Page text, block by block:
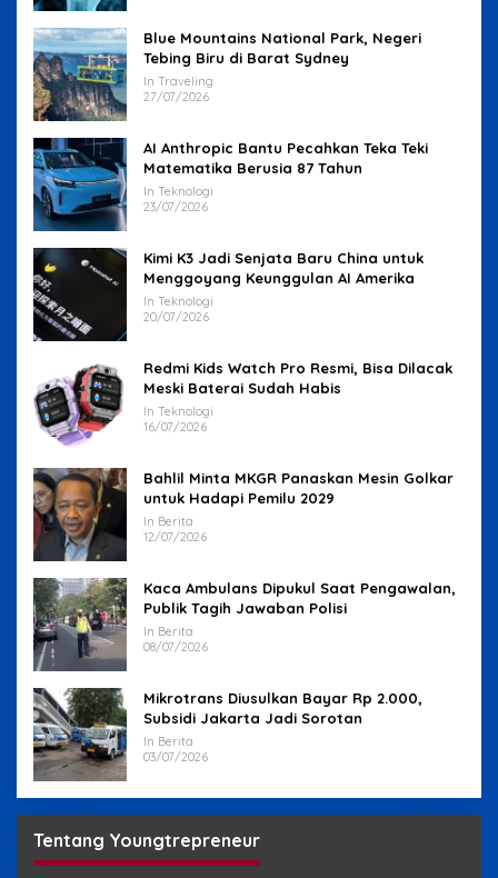
Blue Mountains National Park, Negeri
Tebing Biru di Barat Sydney
In Traveling
27/07/2026
AI Anthropic Bantu Pecahkan Teka Teki
Matematika Berusia 87 Tahun
In Teknologi
23/07/2026
Kimi K3 Jadi Senjata Baru China untuk
Menggoyang Keunggulan AI Amerika
In Teknologi
20/07/2026
Redmi Kids Watch Pro Resmi, Bisa Dilacak
Meski Baterai Sudah Habis
In Teknologi
16/07/2026
Bahlil Minta MKGR Panaskan Mesin Golkar
untuk Hadapi Pemilu 2029
In Berita
12/07/2026
Kaca Ambulans Dipukul Saat Pengawalan,
Publik Tagih Jawaban Polisi
In Berita
08/07/2026
Mikrotrans Diusulkan Bayar Rp 2.000,
Subsidi Jakarta Jadi Sorotan
In Berita
03/07/2026
Tentang Youngtrepreneur